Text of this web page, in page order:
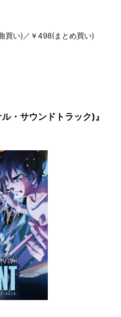
買い)／￥498(まとめ買い)
・サウンドトラック)』